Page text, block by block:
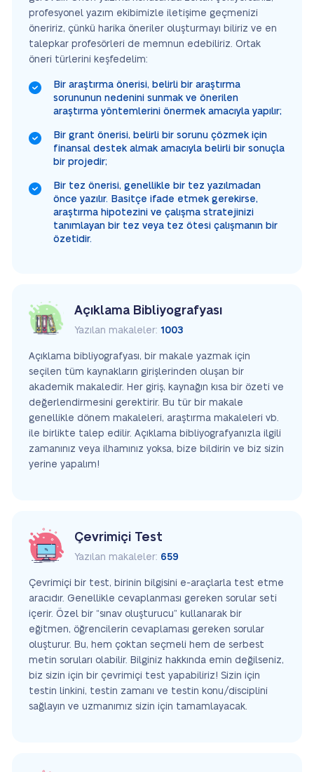
profesyonel yazım ekibimizle iletişime geçmenizi
öneririz, çünkü harika öneriler oluşturmayı biliriz ve en
talepkar profesörleri de memnun edebiliriz. Ortak
öneri türlerini keşfedelim:
Bir araştırma önerisi, belirli bir araştırma
sorununun nedenini sunmak ve önerilen
araştırma yöntemlerini önermek amacıyla yapılır;
Bir grant önerisi, belirli bir sorunu çözmek için
finansal destek almak amacıyla belirli bir sonuçla
bir projedir;
Bir tez önerisi, genellikle bir tez yazılmadan
önce yazılır. Basitçe ifade etmek gerekirse,
araştırma hipotezini ve çalışma stratejinizi
tanımlayan bir tez veya tez ötesi çalışmanın bir
özetidir.
Açıklama Bibliyografyası
Yazılan makaleler: 1003
Açıklama bibliyografyası, bir makale yazmak için
seçilen tüm kaynakların girişlerinden oluşan bir
akademik makaledir. Her giriş, kaynağın kısa bir özeti ve
değerlendirmesini gerektirir. Bu tür bir makale
genellikle dönem makaleleri, araştırma makaleleri vb.
ile birlikte talep edilir. Açıklama bibliyografyanızla ilgili
zamanınız veya ilhamınız yoksa, bize bildirin ve biz sizin
yerine yapalım!
Çevrimiçi Test
Yazılan makaleler: 659
Çevrimiçi bir test, birinin bilgisini e-araçlarla test etme
aracıdır. Genellikle cevaplanması gereken sorular seti
içerir. Özel bir “sınav oluşturucu” kullanarak bir
eğitmen, öğrencilerin cevaplaması gereken sorular
oluşturur. Bu, hem çoktan seçmeli hem de serbest
metin soruları olabilir. Bilginiz hakkında emin değilseniz,
biz sizin için bir çevrimiçi test yapabiliriz! Sizin için
testin linkini, testin zamanı ve testin konu/disciplini
sağlayın ve uzmanımız sizin için tamamlayacak.